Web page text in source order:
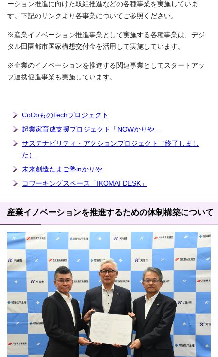
ーション推進に向けた取組推進などの各種事業を実施していま
す。下記のリンクより各事業についてご参照ください。
※産業イノベーション推進事業として実施する各種事業は、デジ
タル田園都市国家構想交付金を活用して実施しています。
※企業のイノベーションを推進する関連事業としてスタートアッ
プ連携促進事業も実施しています。
CoDoものTechプロジェクト
起業家育成支援プロジェクト「NOWかりや」
サステナビリティ・アクションプロジェクト（終了しまし
た）
未来創造たまご塾inかりや
コワーキングスペース「IKOMAI DESK」
産業イノベーションを推進するための体制構築について